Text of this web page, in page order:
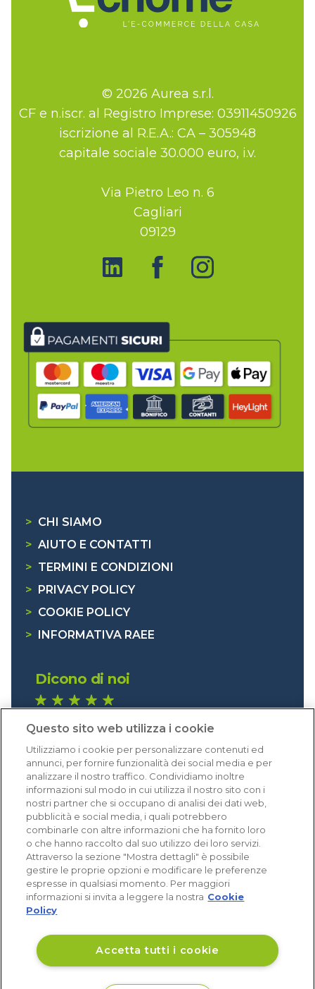
© 2026 Aurea s.r.l.
CF e n.iscr. al Registro Imprese: 03911450926
iscrizione al R.E.A.: CA – 305948
capitale sociale 30.000 euro, i.v.
Via Pietro Leo n. 6
Cagliari
09129
> CHI SIAMO
> AIUTO E CONTATTI
> TERMINI E CONDIZIONI
>
PRIVACY POLICY
> COOKIE POLICY
>
INFORMATIVA RAEE
Dicono di noi
Eccellente (4,8)
Acquisti verificati
Questo sito web utilizza i cookie
Utilizziamo i cookie per personalizzare contenuti ed
annunci, per fornire funzionalità dei social media e per
analizzare il nostro traffico. Condividiamo inoltre
informazioni sul modo in cui utilizza il nostro sito con i
nostri partner che si occupano di analisi dei dati web,
pubblicità e social media, i quali potrebbero
combinarle con altre informazioni che ha fornito loro
o che hanno raccolto dal suo utilizzo dei loro servizi.
Attraverso la sezione "Mostra dettagli" è possibile
gestire le proprie opzioni e modificare le preferenze
espresse in qualsiasi momento. Per maggiori
informazioni si invita a leggere la nostra Cookie
Policy
Accetta tutti i cookie